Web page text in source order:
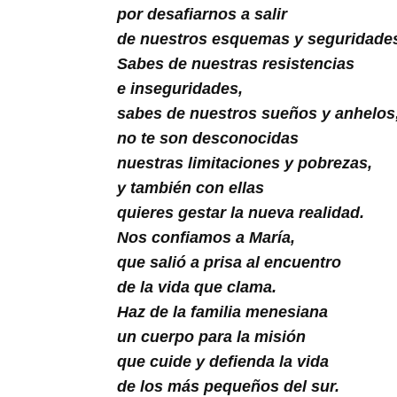
por desafiarnos a salir
de nuestros esquemas y
Sabes de nuestras resistencias
e inseguridades,
sabes de nuestros sueños y
no te son desconocidas
nuestras limitaciones y pobrezas,
y también con ellas
quieres gestar la nueva realidad.
Nos confiamos a María,
que salió a prisa al encuentro
de la vida que clama.
Haz de la familia menesiana
un cuerpo para la misión
que cuide y defienda la vida
de los más pequeños del sur.